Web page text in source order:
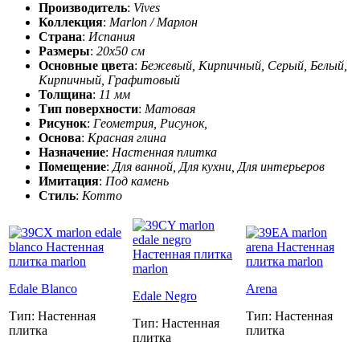
Производитель: Vives
Коллекция: Marlon / Марлон
Страна: Испания
Размеры: 20x50 см
Основные цвета: Бежевый, Кирпичный, Серый, Белый,
Кирпичный, Графитовый
Толщина: 11 мм
Тип поверхности: Матовая
Рисунок: Геометрия, Рисунок,
Основа: Красная глина
Назначение: Настенная плитка
Помещение: Для ванной, Для кухни, Для интерьеров
Имитация: Под камень
Стиль: Котто
Edale Blanco
Тип: Настенная
плитка
Edale Negro
Тип: Настенная
плитка
Arena
Тип: Настенная
плитка